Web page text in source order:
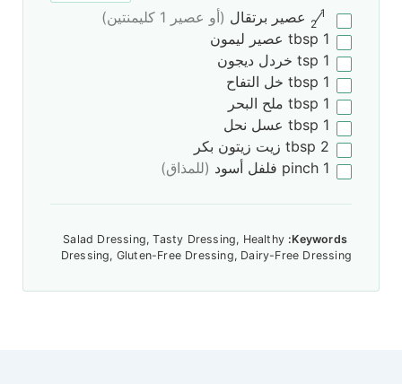
1
⁄
2 عصير برتقال (أو عصير 1 كليمنتين)
1
tbsp عصير ليمون
1
tsp خردل ديجون
1
tbsp خل التفاح
1
tbsp ملح البحر
1
tbsp عسل نحل
2
tbsp زيت زيتون بكر
1
pinch فلفل أسود (للمذاق)
Keywords:
Salad Dressing, Tasty Dressing, Healthy
Dressing, Gluten-Free Dressing, Dairy-Free Dressing